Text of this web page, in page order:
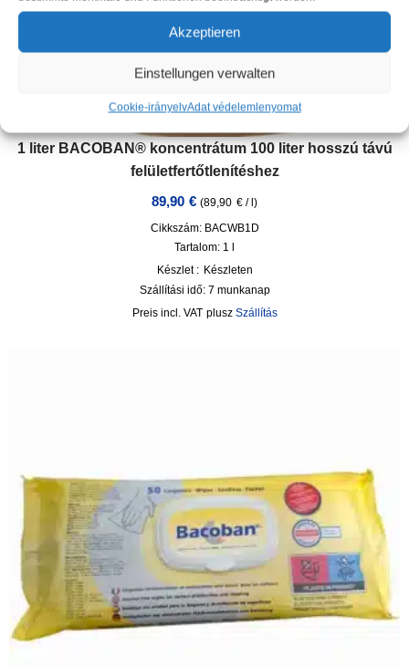
Akzeptieren
Einstellungen verwalten
Cookie-irányelvAdat védelemlenyomat
1 liter BACOBAN® koncentrátum 100 liter hosszú távú
felületfertőtlenítéshez
89,90 € (89,90 € /l)
Cikkszám: BACWB1D
Tartalom: 1
Készlet : Készleten
Szállítási idő: 7 munkanap
incl. VAT plusz Szállítás